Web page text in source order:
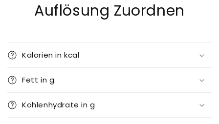
Auflösung Zuordnen
Kalorien in kcal
Fett in g
Kohlenhydrate in g